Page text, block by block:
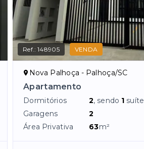
Ref.:148905 VENDA
Nova Palhoça - Palhoça/SC
Apartamento
Dormitórios 2, sendo 1 suíte
Garagens
2
Área Privativa
63m²